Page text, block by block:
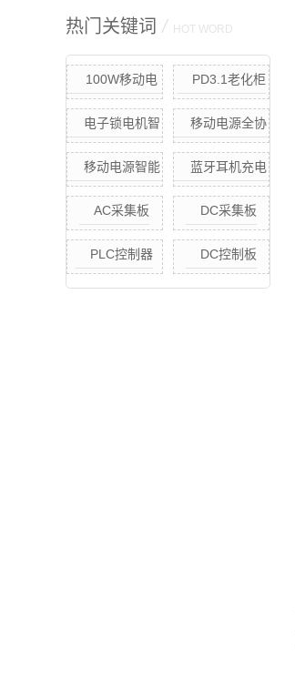
热门关键词 / HOT WORD
100W移动电
源节能快充老化
柜（定制款）
PD3.1老化柜
电子锁电机智
能老化柜
移动电源全协
议快充恒温老化
柜
移动电源智能
快充.快放老化柜
(单点独立控制)
移动电源智能老
化方案
蓝牙耳机充电
采集板
AC采集板
DC采集板
PLC控制器 DC控制板